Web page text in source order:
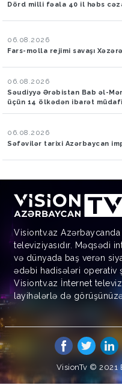
Dörd milli fəala 40 il həbs
06.08.2026
Fars-molla rejimi savaşı
06.08.2026
Səudiyyə Ərəbistan Bab əl-
üçün 14 ölkədən ibarət
06.08.2026
Səfəvilər tarixi Azərbaycan
Visiontv.az
televiziyasıdır. Məqsədi
və dünyada baş verən
ədəbi hadisələri operativ
Visiontv.az İnternet
layihələrlə də
VisionTv © 2021